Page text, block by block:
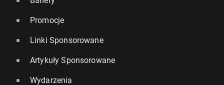
Promocje
Linki Sponsorowane
Artykuły Sponsorowane
Wydarzenia